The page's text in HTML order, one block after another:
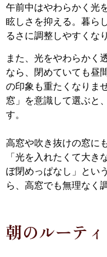
午前中はやわらかく光
眩しさを抑える。暮ら
るさに調整しやすくな
また、光をやわらかく
なら、閉めていても昼
の印象も重たくなりま
窓」を意識して選ぶと
す。
高窓や吹き抜けの窓に
「光を入れたくて大
ぼ閉めっぱなし」とい
ら、高窓でも無理なく
朝のルーテ